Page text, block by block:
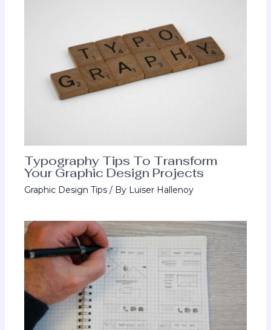
Typography Tips To Transform
Your Graphic Design Projects
Graphic Design Tips / By Luiser Hallenoy